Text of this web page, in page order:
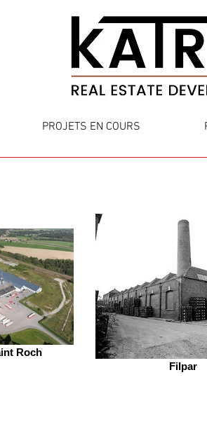
PROJETS EN COURS
Roch
Filpar